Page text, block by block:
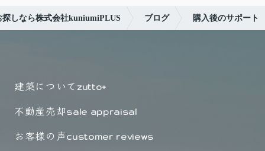
しなら株式会社kuniumiPLUS ブログ 購入後のサポート
建築について zutto+
不動産売却sale appraisal
お客様の声customer reviews